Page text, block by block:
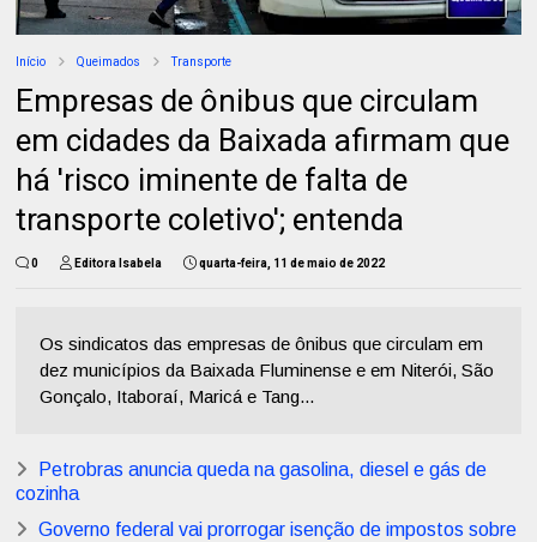
Início Queimados Transporte
Empresas de ônibus que circulam
em cidades da Baixada afirmam que
há 'risco iminente de falta de
transporte coletivo'; entenda
0 Editora Isabela quarta-feira, 11 de maio de 2022
Os sindicatos das empresas de ônibus que circulam em
dez municípios da Baixada Fluminense e em Niterói, São
Gonçalo, Itaboraí, Maricá e Tang...
Petrobras anuncia queda na gasolina, diesel e gás de
cozinha
Governo federal vai prorrogar isenção de impostos sobre